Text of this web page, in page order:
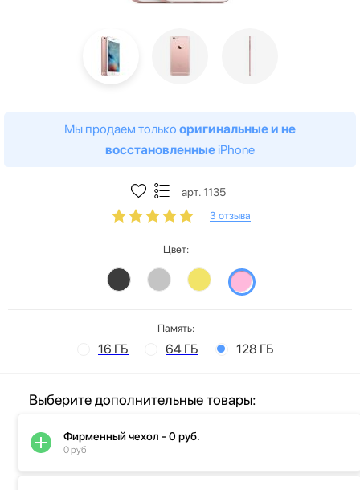
Мы продаем только оригинальные и не
восстановленные iPhone
арт. 1135
3 отзыва
Цвет:
Память:
16 ГБ 64 ГБ 128 ГБ
Выберите дополнительные товары:
Фирменный чехол - 0 руб.
0 руб.